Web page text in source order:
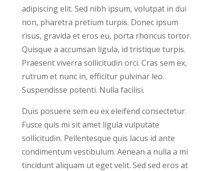
adipiscing elit. Sed nibh ipsum, volutpat in dui
non, pharetra pretium turpis. Donec ipsum
risus, gravida et eros eu, porta rhoncus tortor.
Quisque a accumsan ligula, id tristique turpis.
Praesent viverra sollicitudin orci. Cras sem ex,
rutrum et nunc in, efficitur pulvinar leo.
Suspendisse potenti. Nulla facilisi.
Duis posuere sem eu ex eleifend consectetur.
Fusce quis mi sit amet ligula vulputate
sollicitudin. Pellentesque quis lacus id ante
condimentum vestibulum. Aenean a nulla a mi
tincidunt aliquam ut eget velit. Sed sed eros at